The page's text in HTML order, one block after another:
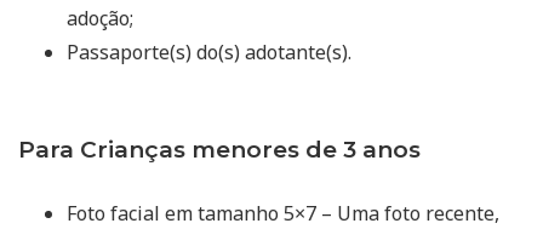
adoção;
Passaporte(s) do(s) adotante(s).
Para Crianças menores de 3 anos
Foto facial em tamanho 5×7 – Uma foto recente,